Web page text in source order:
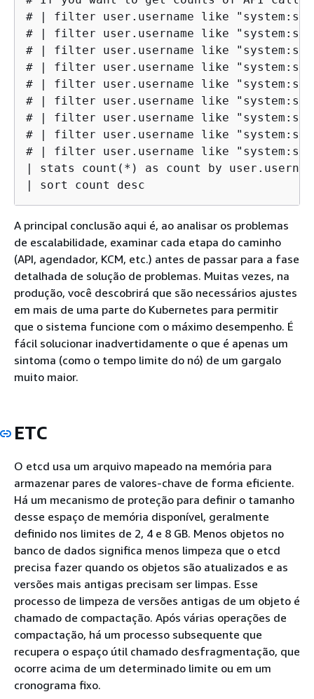
# | filter user.username like
# | filter user.username like
# | filter user.username like
# | filter user.username like
# | filter user.username like
# | filter user.username like
# | filter user.username like
# | filter user.username like
# | filter user.username like
| stats count(*) as count by
| sort count desc
A principal conclusão aqui é, ao analisar os problemas
de escalabilidade, examinar cada etapa do caminho
(API, agendador, KCM, etc.) antes de passar para a fase
detalhada de solução de problemas. Muitas vezes, na
produção, você descobrirá que são necessários ajustes
em mais de uma parte do Kubernetes para permitir
que o sistema funcione com o máximo desempenho. É
fácil solucionar inadvertidamente o que é apenas um
sintoma (como o tempo limite do nó) de um gargalo
muito maior.
ETC
O etcd usa um arquivo mapeado na memória para
armazenar pares de valores-chave de forma eficiente.
Há um mecanismo de proteção para definir o tamanho
desse espaço de memória disponível, geralmente
definido nos limites de 2, 4 e 8 GB. Menos objetos no
banco de dados significa menos limpeza que o etcd
precisa fazer quando os objetos são atualizados e as
versões mais antigas precisam ser limpas. Esse
processo de limpeza de versões antigas de um objeto é
chamado de compactação. Após várias operações de
compactação, há um processo subsequente que
recupera o espaço útil chamado desfragmentação, que
ocorre acima de um determinado limite ou em um
cronograma fixo.